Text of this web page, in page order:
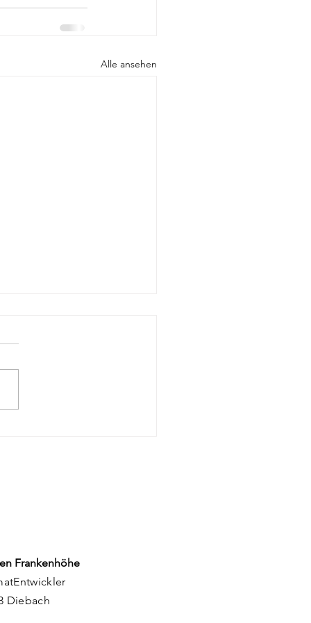
Alle ansehen
Frankenhöhe
Diebach